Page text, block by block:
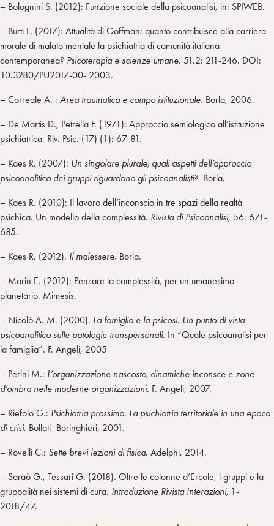
– Bolognini S. (2012): Funzione sociale della psicoanalisi, in: SPIWEB.
– Burti L. (2017): Attualità di Goffman: quanto contribuisce alla carriera
morale di malato mentale la psichiatria di comunità italiana
contemporanea? Psicoterapia e scienze umane, 51,2: 211-246. DOI:
10.3280/PU2017-00- 2003.
– Correale A. : Area traumatica e campo istituzionale. Borla, 2006.
– De Martis D., Petrella F. (1971): Approccio semiologico all’istituzione
psichiatrica. Riv. Psic. (17) (1): 67-81.
– Kaes R. (2007): Un singolare plurale, quali aspetti dell’approccio
psicoanalitico dei gruppi riguardano gli psicoanalisti? Borla.
– Kaes R. (2010): Il lavoro dell’inconscio in tre spazi della realtà
psichica. Un modello della complessità. Rivista di Psicoanalisi, 56: 671-
685.
– Kaes R. (2012). Il malessere. Borla.
– Morin E. (2012): Pensare la complessità, per un umanesimo
planetario. Mimesis.
– Nicolò A. M. (2000). La famiglia e la psicosi. Un punto di vista
psicoanalitico sulle patologie transpersonali. In “Quale psicoanalisi per
la famiglia”. F. Angeli, 2005
– Perini M.: L’organizzazione nascosta, dinamiche inconsce e zone
d’ombra nelle moderne organizzazioni. F. Angeli, 2007.
– Riefolo G.: Psichiatria prossima. La psichiatria territoriale in una epoca
di crisi. Bollati- Boringhieri, 2001.
– Rovelli C.: Sette brevi lezioni di fisica. Adelphi, 2014.
– Saraò G., Tessari G. (2018). Oltre le colonne d’Ercole, i gruppi e la
gruppalità nei sistemi di cura. Introduzione Rivista Interazioni, 1-
2018/47.